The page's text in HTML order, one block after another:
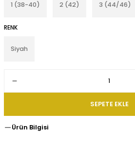
1 (38-40) 2 (42) 3 (44/46)
RENK
Siyah
SEPETE EKLE
Ürün Bilgisi